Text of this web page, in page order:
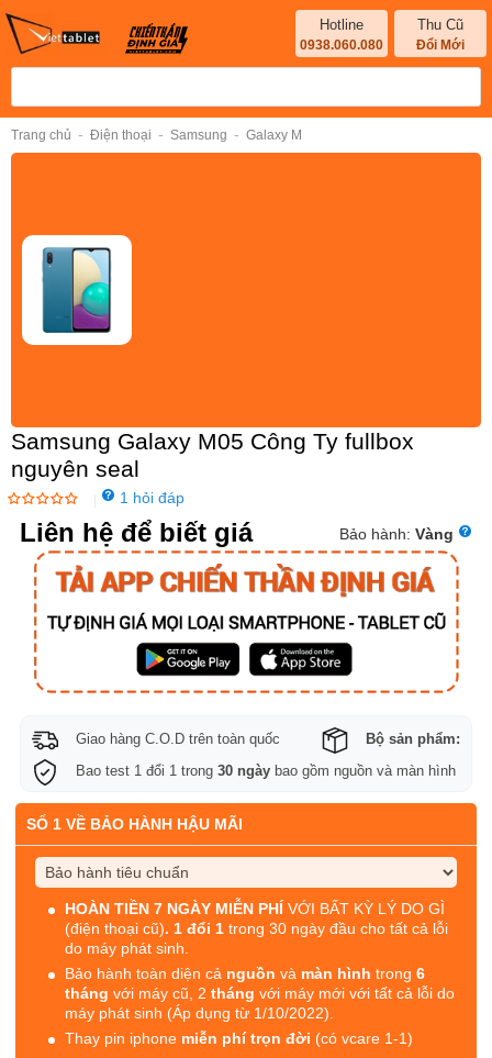
Hotline
0938.060.080
Thu Cũ
Đổi Mới
Trang chủ - Điện thoại - Samsung - Galaxy M
Samsung Galaxy M05 Công Ty fullbox
nguyên seal
1 hỏi đáp
Liên hệ để biết giá Bảo hành: Vàng
Giao hàng C.O.D trên toàn quốc
Bộ sản phẩm:
Bao test 1 đổi 1 trong30 ngày bao gồm nguồn và màn hình
SỐ 1 VỀ BẢO HÀNH HẬU MÃI
HOÀN TIỀN 7 NGÀY MIỄN PHÍ VỚI BẤT KỲ LÝ DO GÌ
(điện thoại cũ). 1 đổi 1 trong 30 ngày đầu cho tất cả lỗi
do máy phát sinh.
Bảo hành toàn diện cả nguồn và màn hình trong6
tháng với máy cũ, 2 tháng với máy mới với tất cả lỗi do
máy phát sinh (Áp dụng từ 1/10/2022).
Thay pin iphone miễn phí trọn đời (có vcare 1-1)